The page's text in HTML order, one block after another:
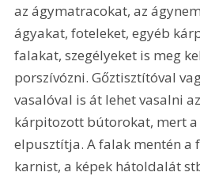
az ágymatracokat, az
ágyakat, foteleket, egyéb
falakat, szegélyeket is meg
porszívózni. Gőztisztítóval
vasalóval is át lehet vasalni
kárpitozott bútorokat, mert a
elpusztítja. A falak mentén a
karnist, a képek hátoldalát